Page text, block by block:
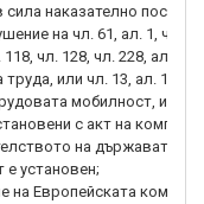
наказателно
на чл. 61, ал. 1, чл.
чл. 128, чл. 228, ал. 3,
или чл. 13, ал. 1 от
мобилност, или
с акт на
на държавата, в
е установен;
на Европейската комисия